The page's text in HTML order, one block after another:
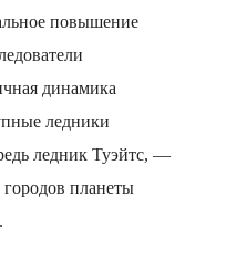
повышение
динамика
ледники
ледник Туэйтс, —
планеты